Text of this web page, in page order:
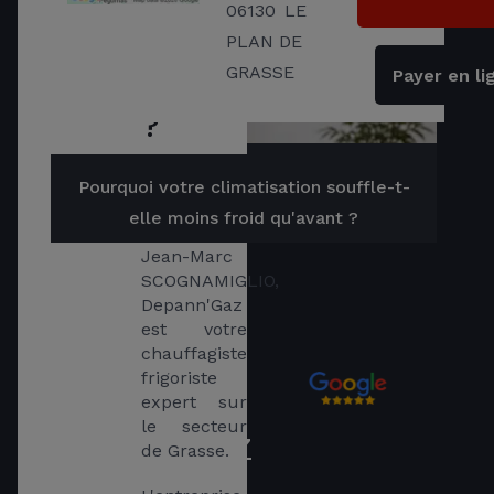
Qui
sommes
?
Fondée en
1984 par
Jean-Marc
SCOGNAMIGLIO,
Depann'Gaz
est votre
chauffagiste
frigoriste
expert sur
le secteur
de Grasse.
06130 LE
PLAN DE
GRASSE
Payer en
Pourquoi votre climatisation souffle-t-
elle moins froid qu'avant ?
Avis clients
DEPANN'GAZ